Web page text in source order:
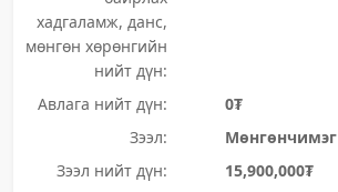
хадгаламж, данс,
мөнгөн хөрөнгийн
нийт дүн:
Авлага нийт дүн:
0₮
Зээл:
Мөнгөнчимэг
Зээл нийт дүн:
15,900,000₮